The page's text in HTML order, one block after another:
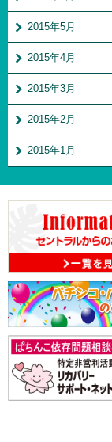
2015年5月
2015年4月
2015年3月
2015年2月
2015年1月